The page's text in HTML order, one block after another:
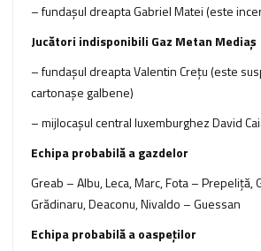
– fundaşul dreapta Gabriel Matei (este
Jucători indisponibili Gaz Metan Mediaş
– fundaşul dreapta Valentin Creţu (este
cartonaşe galbene)
– mijlocaşul central luxemburghez David
Echipa probabilă a gazdelor
Greab – Albu, Leca, Marc, Fota – Prepeliță,
Grădinaru, Deaconu, Nivaldo – Guessan
Echipa probabilă a oaspeţilor